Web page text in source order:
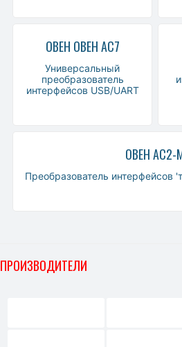
ОВЕН ОВЕН АС7
Универсальный
преобразователь
интерфейсов USB/UART
ОВЕН АС2-
Преобразователь интерфейсов
ПРОИЗВОДИТЕЛИ